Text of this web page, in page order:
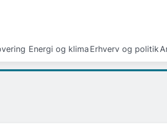
Energi og klima Erhverv og politik